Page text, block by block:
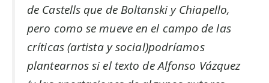
de Castells que de Boltanski y Chiapello,
pero como se mueve en el campo de las
críticas (artista y social)podríamos
plantearnos si el texto de Alfonso Vázquez